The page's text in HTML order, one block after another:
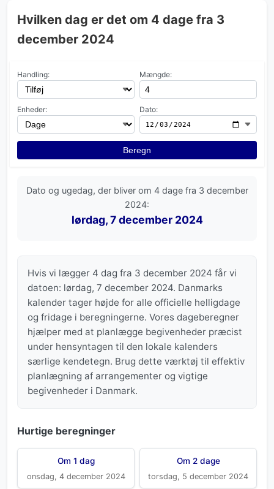
Hvilken dag er det om 4 dage fra 3
december 2024
Handling: Mængde:
Enheder: Dato:
Beregn
Dato og ugedag, der bliver om 4 dage fra 3 december
2024:
lørdag, 7 december 2024
Hvis vi lægger 4 dag fra 3 december 2024 får vi
datoen: lørdag, 7 december 2024. Danmarks
kalender tager højde for alle officielle helligdage
og fridage i beregningerne. Vores dageberegner
hjælper med at planlægge begivenheder præcist
under hensyntagen til den lokale kalenders
særlige kendetegn. Brug dette værktøj til effektiv
planlægning af arrangementer og vigtige
begivenheder i Danmark.
Hurtige beregninger
Om 1 dag
onsdag, 4 december 2024
Om 2 dage
torsdag, 5 december 2024